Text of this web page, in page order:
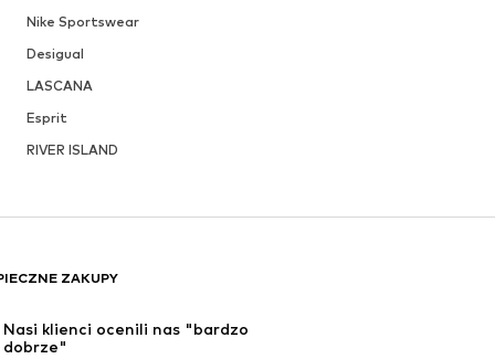
Nike Sportswear
Desigual
LASCANA
Esprit
RIVER ISLAND
ZAKUPY
Nasi klienci ocenili nas "bardzo
dobrze"